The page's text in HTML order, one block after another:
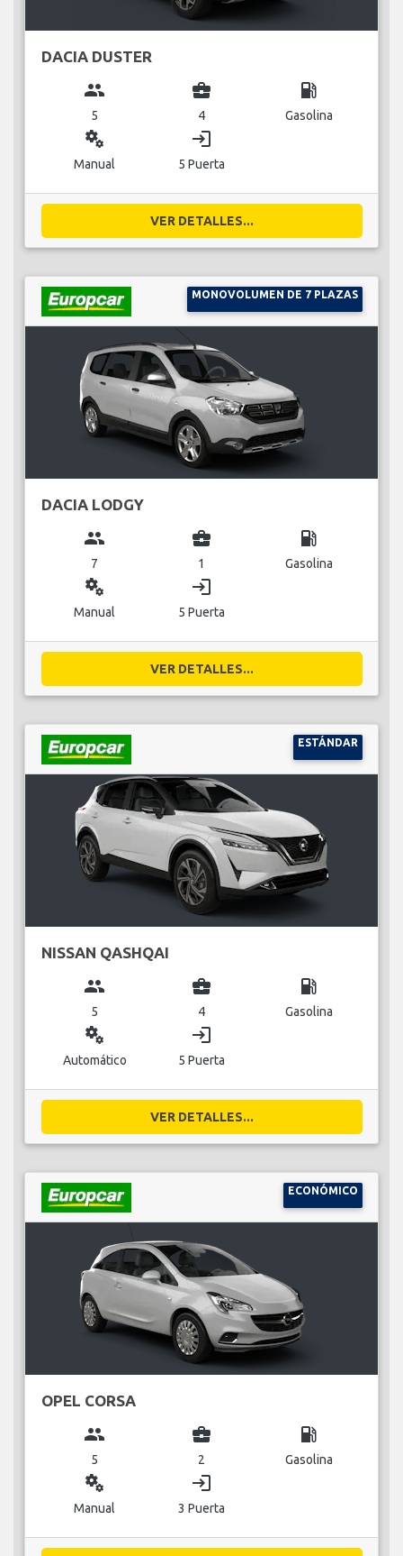
DACIA DUSTER
group
5
business_center
4
local_gas_station
Gasolina
miscellaneous_services
Manual
login
5 Puerta
VER DETALLES...
MONOVOLUMEN DE 7 PLAZAS
DACIA LODGY
group
7
business_center
1
local_gas_station
Gasolina
miscellaneous_services
Manual
login
5 Puerta
VER DETALLES...
ESTÁNDAR
NISSAN QASHQAI
group
5
business_center
4
local_gas_station
Gasolina
miscellaneous_services
Automático
login
5 Puerta
VER DETALLES...
ECONÓMICO
OPEL CORSA
group
5
business_center
2
local_gas_station
Gasolina
miscellaneous_services
Manual
login
3 Puerta